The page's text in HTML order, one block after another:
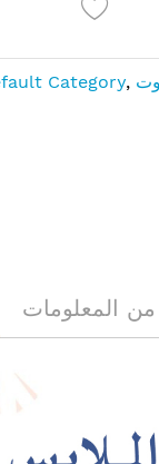
Category,
من المعلومات